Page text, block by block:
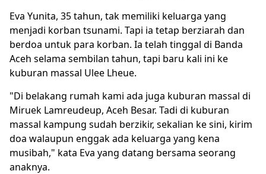
Eva Yunita, 35 tahun, tak memiliki keluarga yang
menjadi korban tsunami. Tapi ia tetap berziarah dan
berdoa untuk para korban. Ia telah tinggal di Banda
Aceh selama sembilan tahun, tapi baru kali ini ke
kuburan massal Ulee Lheue.
"Di belakang rumah kami ada juga kuburan massal di
Miruek Lamreudeup, Aceh Besar. Tadi di kuburan
massal kampung sudah berzikir, sekalian ke sini, kirim
doa walaupun enggak ada keluarga yang kena
musibah," kata Eva yang datang bersama seorang
anaknya.